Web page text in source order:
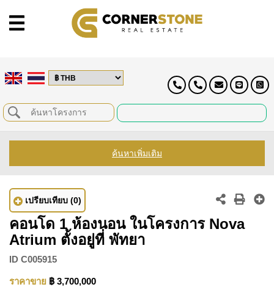
ค้นหาเพิ่มเติม
เปรียบเทียบ (0)
คอนโด 1 ห้องนอน ในโครงการ Nova
Atrium ตั้งอยู่ที่ พัทยา
ID C005915
ราคาขาย ฿ 3,700,000